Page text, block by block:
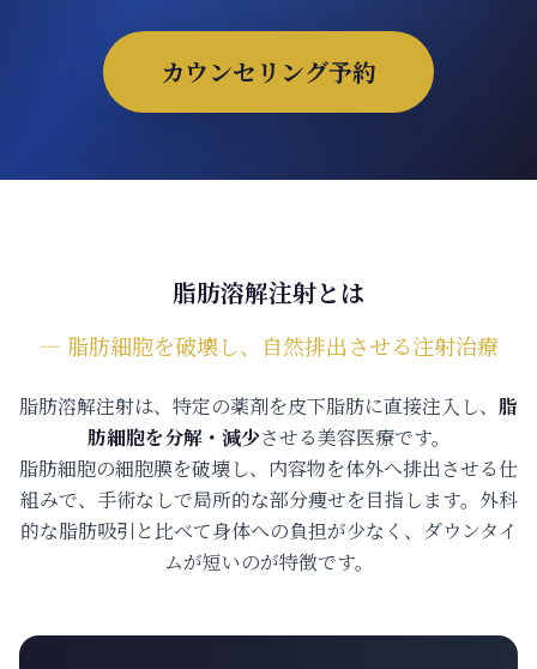
カウンセリング予約
脂肪溶解注射とは
― 脂肪細胞を破壊し、自然排出させる注射治療
脂肪溶解注射は、特定の薬剤を皮下脂肪に直接注入し、 脂
肪細胞を分解・減少させる美容医療です。
脂肪細胞の細胞膜を破壊し、内容物を体外へ排出させる仕
組みで、手術なしで局所的な部分痩せを目指します。 外科
的な脂肪吸引と比べて身体への負担が少なく、ダウンタイ
ムが短いのが特徴です。